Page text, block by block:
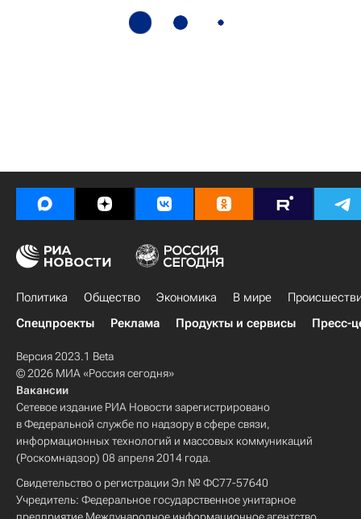
Политика Общество Экономика В мире
Спецпроекты
Реклама Продукты и сервисы Пресс-
Версия 2023.1 Beta
© 2026 МИА «Россия сегодня»
Вакансии
Сетевое издание РИА Новости зарегистрировано
в Федеральной службе по надзору в сфере связи,
информационных технологий и массовых коммуникаций
(Роскомнадзор) 08 апреля 2014 года.
Свидетельство о регистрации Эл № ФС77-57640
Учредитель: Федеральное государственное унитарное